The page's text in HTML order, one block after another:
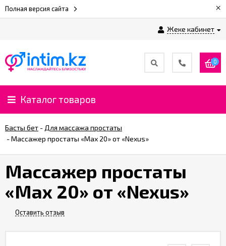
Полная версия сайта ×
Жеке кабинет
0
Каталог товаров
Басты бет - Для массажа простаты
-Массажер простаты «Max 20» от «Nexus»
Массажер простаты
«Max 20» от «Nexus»
Оставить отзыв